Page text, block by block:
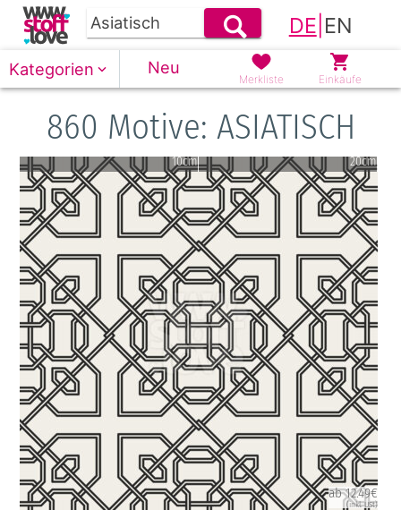
DE EN
Kategorien Neu
Merkliste Einkäufe
860 Motive: ASIATISCH
10cm 20cm
ab 12.49€
(inkl. USt)